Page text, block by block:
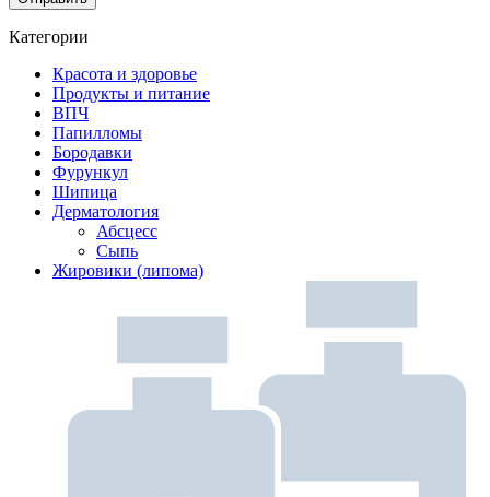
Категории
Красота и здоровье
Продукты и питание
ВПЧ
Папилломы
Бородавки
Фурункул
Шипица
Дерматология
Абсцесс
Сыпь
Жировики (липома)